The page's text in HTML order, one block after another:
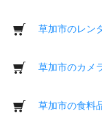
草加市のレン
草加市のカメ
草加市の食料